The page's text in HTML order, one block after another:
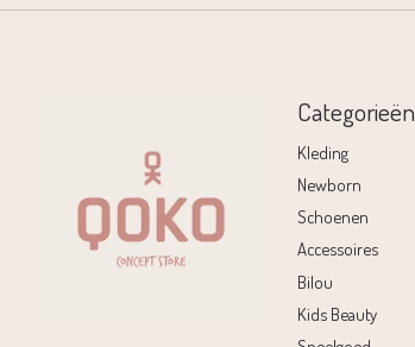
Categorieën
Kleding
Newborn
Schoenen
Accessoires
Bilou
Kids Beauty